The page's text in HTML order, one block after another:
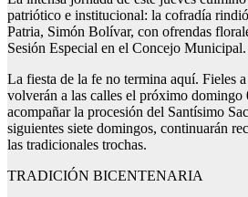
patriótico e institucional: la cofradía
Patria, Simón Bolívar, con ofrendas
Sesión Especial en el Concejo Municipal.
La fiesta de la fe no termina aquí. Fieles
volverán a las calles el próximo domingo
acompañar la procesión del Santísimo
siguientes siete domingos, continuarán
las tradicionales trochas.
TRADICIÓN BICENTENARIA